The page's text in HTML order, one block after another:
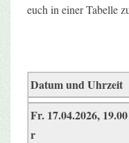
euch in einer Tabelle
Datum und Uhrzeit
Fr. 17.04.2026,
r